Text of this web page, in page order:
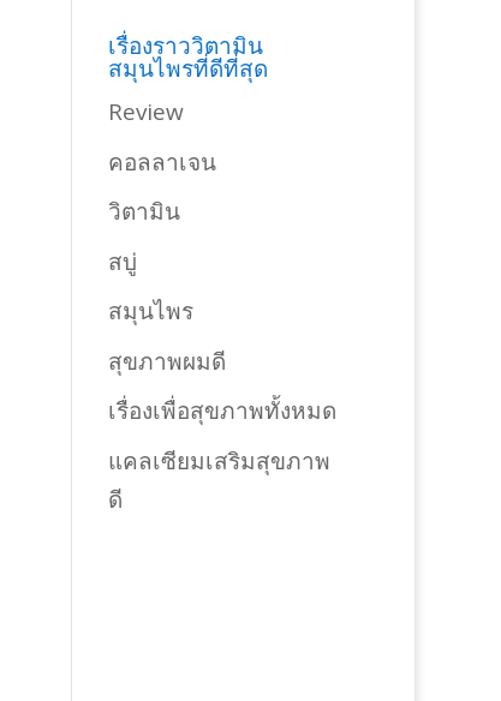
เรื่องราววิตามิน
สมุนไพรที่ดีที่สุด
Review
คอลลาเจน
วิตามิน
สบู่
สมุนไพร
สุขภาพผมดี
เรื่องเพื่อสุขภาพทั้งหมด
แคลเซียมเสริมสุขภาพ
ดี